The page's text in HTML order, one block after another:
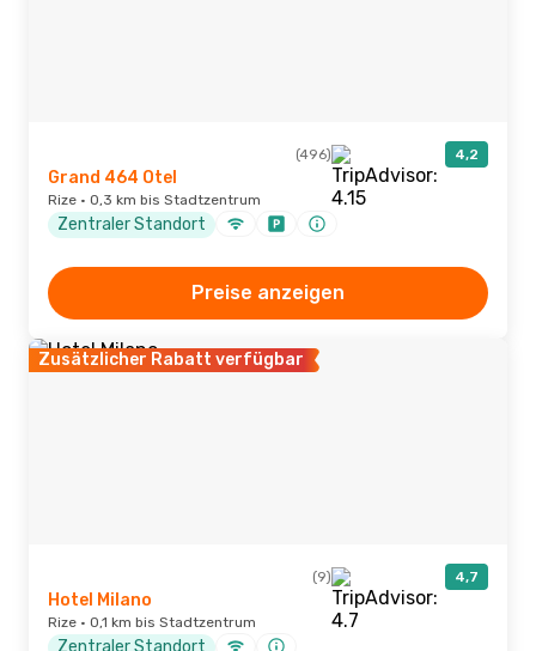
(496) 4,2
Grand 464 Otel
Rize · 0,3 km bis Stadtzentrum
Zentraler Standort
Preise anzeigen
Zusätzlicher Rabatt verfügbar
(9) 4,7
Hotel Milano
Rize · 0,1 km bis Stadtzentrum
Zentraler Standort